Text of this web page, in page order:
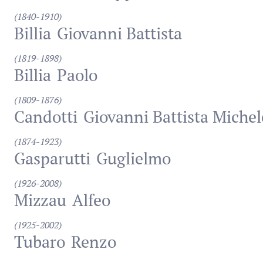
(1840-1910)
Billia Giovanni Battista
(1819-1898)
Billia Paolo
(1809-1876)
Candotti Giovanni Battista
(1874-1923)
Gasparutti Guglielmo
(1926-2008)
Mizzau Alfeo
(1925-2002)
Tubaro Renzo